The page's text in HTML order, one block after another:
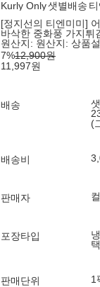
Kurly Only샛별배송
[정지선의 티엔미미]
바삭한 중화풍 가지튀
원산지: 원산지: 상품
7%12,900원
11,997원
배송
(
배송비
판매자
포장타입
판매단위 1